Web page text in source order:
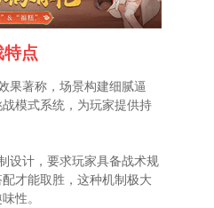
特点
果著称，场景构建细腻逼
模式系统，为玩家提供持
设计，要求玩家具备战术规
才能取胜，这种机制极大
性。